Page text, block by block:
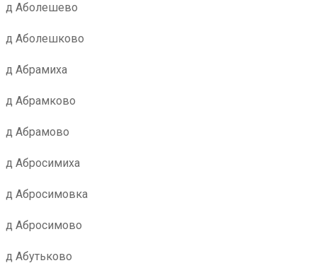
д Аболешево
д Аболешково
д Абрамиха
д Абрамково
д Абрамово
д Абросимиха
д Абросимовка
д Абросимово
д Абутьково